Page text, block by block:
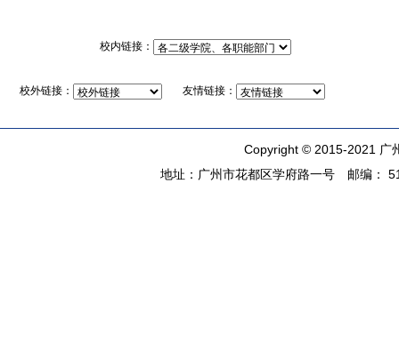
校内链接：
校外链接： 友情链接：
Copyright © 2015-2021 广
地址：广州市花都区学府路一号 邮编